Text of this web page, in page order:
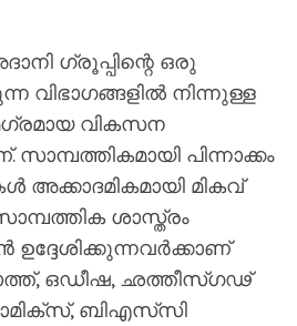
ഗ്രൂപ്പിന്റെ ഒരു
വിഭാഗങ്ങളിൽ നിന്നുള്ള
വികസന
പിന്നാക്കം
അക്കാദമികമായി മികവ്
ശാസ്ത്രം
ഒഡീഷ, ഛത്തീസ്ഗഢ്
ബിഎസ്‌സി